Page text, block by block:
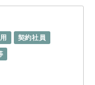
契約社員